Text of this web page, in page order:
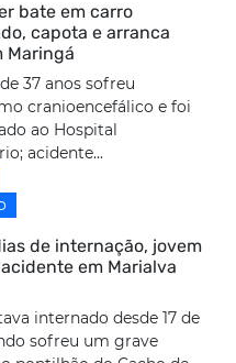
bate em carro
capota e arranca
Maringá
37 anos sofreu
cranioencefálico e foi
ao Hospital
acidente...
de internação, jovem
em Marialva
internado desde 17 de
sofreu um grave